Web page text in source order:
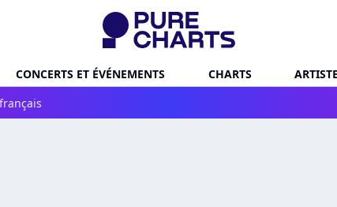
CONCERTS ET ÉVÉNEMENTS CHARTS